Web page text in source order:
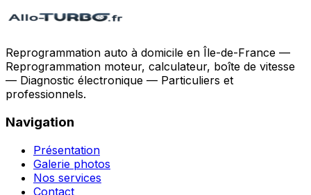
Reprogrammation auto à domicile en Île-de-France —
Reprogrammation moteur, calculateur, boîte de vitesse
— Diagnostic électronique — Particuliers et
professionnels.
Navigation
Présentation
Galerie photos
Nos services
Contact